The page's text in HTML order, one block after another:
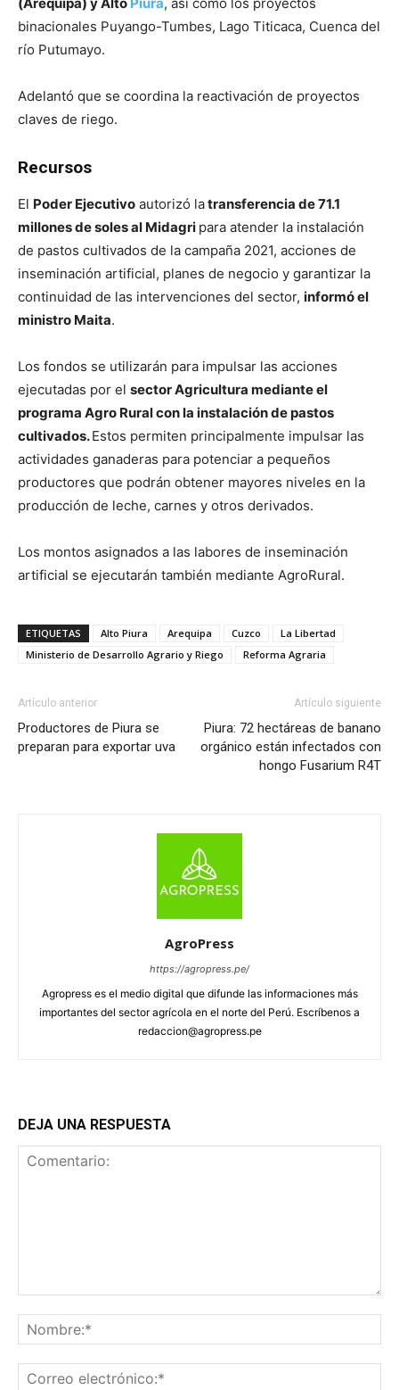
binacionales Puyango-Tumbes, Lago Titicaca, Cuenca del
río Putumayo.
Adelantó que se coordina la reactivación de proyectos
claves de riego.
Recursos
El Poder Ejecutivo autorizó latransferencia de 71.1
millones de soles al Midagri para atender la instalación
de pastos cultivados de la campaña 2021, acciones de
inseminación artificial, planes de negocio y garantizar la
continuidad de las intervenciones del sector, informó el
ministro Maita.
Los fondos se utilizarán para impulsar las acciones
ejecutadas por el sector Agricultura mediante el
programa Agro Rural con la instalación de pastos
cultivados.Estos permiten principalmente impulsar las
actividades ganaderas para potenciar a pequeños
productores que podrán obtener mayores niveles en la
producción de leche, carnes y otros derivados.
Los montos asignados a las labores de inseminación
artificial se ejecutarán también mediante AgroRural.
ETIQUETAS Alto Piura Arequipa Cuzco
La Libertad
Ministerio de Desarrollo Agrario y Riego
Reforma Agraria
Artículo anterior
Productores de Piura se
preparan para exportar uva
Artículo siguiente
Piura: 72 hectáreas de banano
orgánico están infectados con
hongo Fusarium R4T
AgroPress
https://agropress.pe/
Agropress es el medio digital que difunde las informaciones más
importantes del sector agrícola en el norte del Perú. Escríbenos a
redaccion@agropress.pe
DEJA UNA RESPUESTA